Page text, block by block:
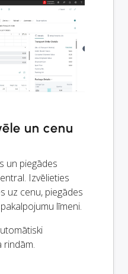
un cenu
un piegādes
Izvēlieties
uz cenu, piegādes
līmeni.
rindām.